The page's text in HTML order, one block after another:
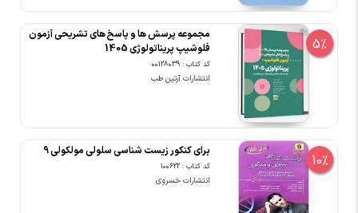
5%
مجموعه پرسش ها و پاسخ های تشریحی آزمون
فلوشیپ پریناتولوژی 1405
کد کتاب : 00128039
انتشارات آرتین طب
10%
برای کنکور زیست شناسی سلولی مولکولی 9
کد کتاب : 100622
انتشارات خسروی